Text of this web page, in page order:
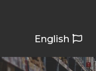
English